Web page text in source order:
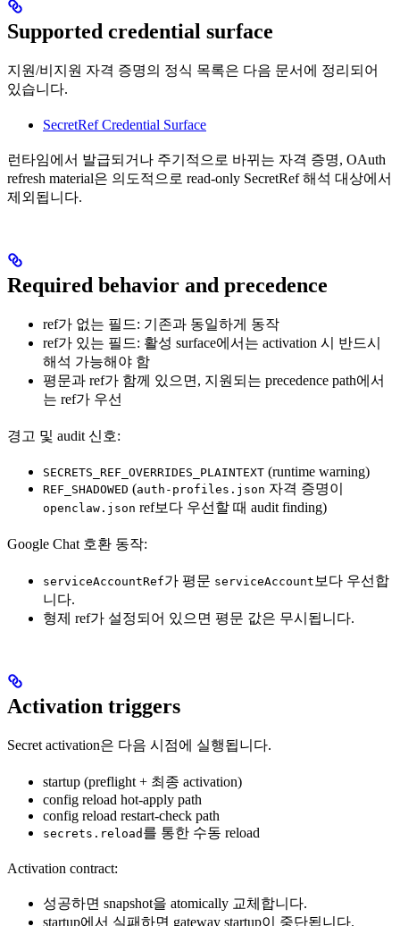
Supported credential surface
지원/비지원 자격 증명의 정식 목록은 다음 문서에 정리되어
있습니다.
SecretRef Credential Surface
런타임에서 발급되거나 주기적으로 바뀌는 자격 증명, OAuth
refresh material은 의도적으로 read-only SecretRef 해석 대상에서
제외됩니다.
Required behavior and precedence
ref가 없는 필드: 기존과 동일하게 동작
ref가 있는 필드: 활성 surface에서는 activation 시 반드시
해석 가능해야 함
평문과 ref가 함께 있으면, 지원되는 precedence path에서
는 ref가 우선
경고 및 audit 신호:
SECRETS_REF_OVERRIDES_PLAINTEXT (runtime warning)
REF_SHADOWED (auth-profiles.json 자격 증명이
openclaw.json ref보다 우선할 때 audit finding)
Google Chat 호환 동작:
serviceAccountRef가 평문 serviceAccount 보다 우선합
니다.
형제 ref가 설정되어 있으면 평문 값은 무시됩니다.
Activation triggers
Secret activation은 다음 시점에 실행됩니다.
startup (preflight + 최종 activation)
config reload hot-apply path
config reload restart-check path
secrets.reload 를 통한 수동 reload
Activation contract:
성공하면 snapshot을 atomically 교체합니다.
startup에서 실패하면 gateway startup이 중단됩니다.